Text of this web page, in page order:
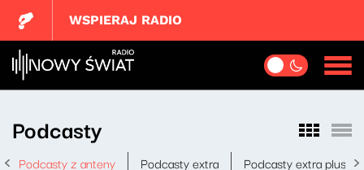
WSPIERAJ RADIO
Podcasty
Podcasty z anteny Podcasty extra Podcasty extra plus